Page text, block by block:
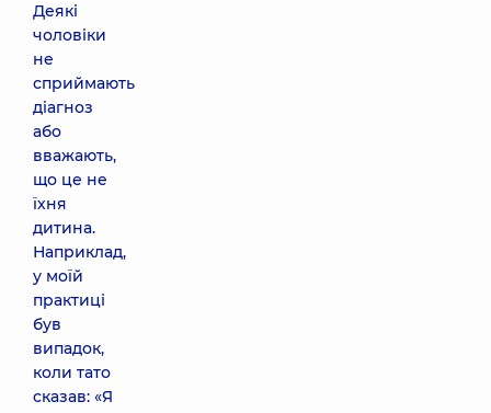
Деякі
чоловіки
не
сприймають
діагноз
або
вважають,
що це не
їхня
дитина.
Наприклад,
у моїй
практиці
був
випадок,
коли тато
сказав: «Я